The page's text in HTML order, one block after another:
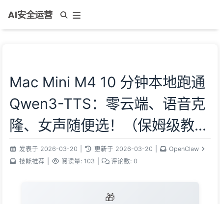
AI安全运营
Mac Mini M4 10 分钟本地跑通
Qwen3-TTS：零云端、语音克
隆、女声随便选！（保姆级教
程）
发表于 2026-03-20 更新于 2026-03-20
OpenClaw
技能推荐
阅读量: 103 评论数: 0
🎁